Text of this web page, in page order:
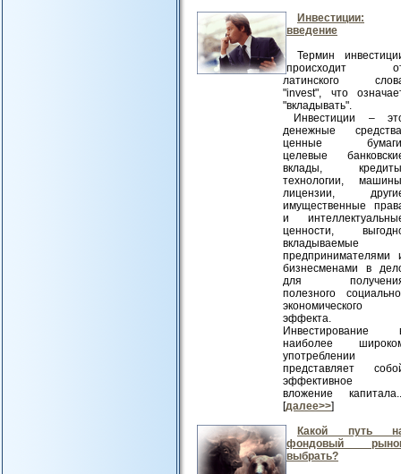
Инвестиции:
введение
Термин
происходит
латинского
"invest", что
"вкладывать".
Инвестиции –
денежные
ценные
целевые
вклады,
технологии,
лицензии,
имущественные
и
ценности,
вкладываемые
предпринимателями
бизнесменами в
для
полезного
экономического
эффекта.
Инвестирование
наиболее
употреблении
представляет
эффективное
вложение
[далее>>]
Какой путь
фондовый
выбрать?